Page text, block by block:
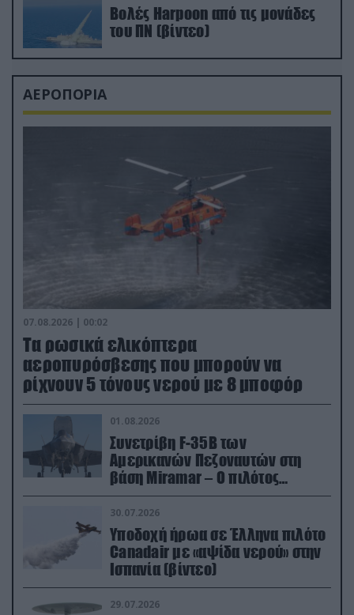
Βολές Harpoon από τις μονάδες
του ΠΝ (βίντεο)
ΑΕΡΟΠΟΡΙΑ
07.08.2026 | 00:02
Τα ρωσικά ελικόπτερα
αεροπυρόσβεσης που μπορούν να
ρίχνουν 5 τόνους νερού με 8 μποφόρ
01.08.2026
Συνετρίβη F-35B των
Αμερικανών Πεζοναυτών στη
βάση Miramar – Ο πιλότος
εκτινάχθηκε εγκαίρως
30.07.2026
Υποδοχή ήρωα σε Έλληνα πιλότο
Canadair με «αψίδα νερού» στην
Ισπανία (βίντεο)
29.07.2026